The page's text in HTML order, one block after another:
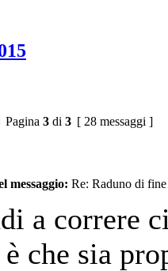
Pagina 3 di 3 [ 28 messaggi ]
messaggio: Re: Raduno di
a correre
che sia